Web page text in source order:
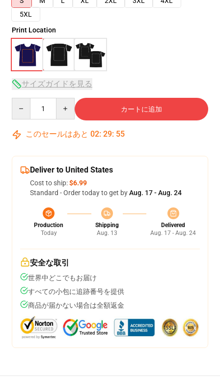
5XL
Print Location
サイズガイドを見る
カートに追加
このセールはあと 02: 29: 54
Deliver to United States
Cost to ship:$6.99
Standard - Order today to get byAug. 17 - Aug. 24
Production
Today
Shipping
Aug. 13
Delivered
Aug. 17 - Aug. 24
安全な取引
世界中どこでもお届け
すべての小包に追跡番号を提供
商品が届かない場合は全額返金